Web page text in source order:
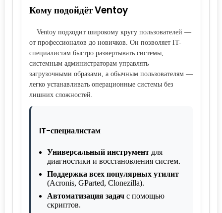
Кому подойдёт Ventoy
Ventoy подходит широкому кругу пользователей —
от профессионалов до новичков. Он позволяет IT-
специалистам быстро развертывать системы,
системным администраторам управлять
загрузочными образами, а обычным пользователям —
легко устанавливать операционные системы без
лишних сложностей.
IT-специалистам
Универсальный инструмент для
диагностики и восстановления систем.
Поддержка всех популярных утилит
(Acronis, GParted, Clonezilla).
Автоматизация задач с помощью
скриптов.